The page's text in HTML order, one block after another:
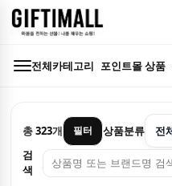
전체카테고리 포인트몰 상품
총323개 필터
상품분류
검
색